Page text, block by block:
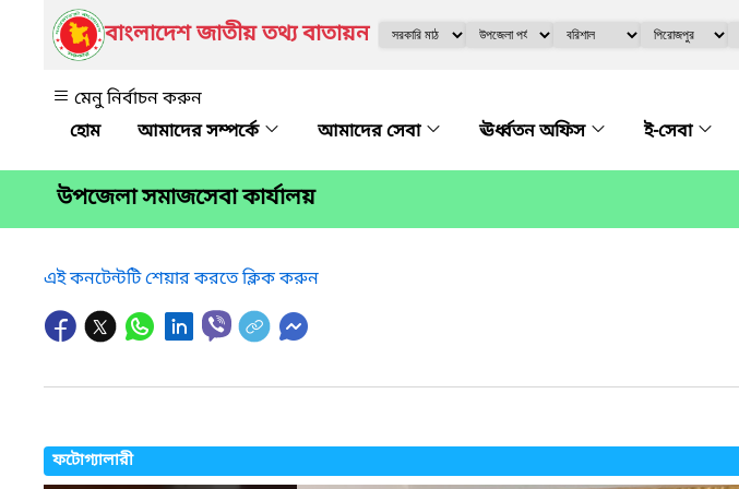
বাংলাদেশ জাতীয় তথ্য বাতায়ন
মেনু নির্বাচন করুন
আমাদের সম্পর্কে
আমাদের সেবা ঊর্ধ্বতন অফিস ই-সেবা
উপজেলা সমাজসেবা কার্যালয়
এই কনটেন্টটি শেয়ার করতে ক্লিক করুন
ফটোগ্যালারী